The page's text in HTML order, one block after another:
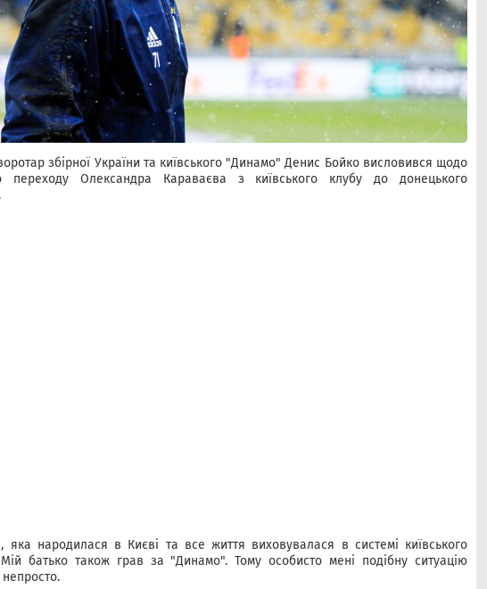
збірної України та київського "Динамо" Денис Бойко висловився щодо
переходу Олександра Караваєва з київського клубу до донецького
народилася в Києві та все життя виховувалася в системі київського
батько також грав за "Динамо". Тому особисто мені подібну ситуацію